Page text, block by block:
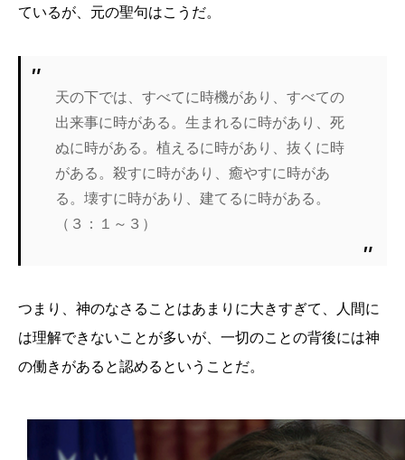
ているが、元の聖句はこうだ。
天の下では、すべてに時機があり、すべての
出来事に時がある。生まれるに時があり、死
ぬに時がある。植えるに時があり、抜くに時
がある。殺すに時があり、癒やすに時があ
る。壊すに時があり、建てるに時がある。
（３：１～３）
つまり、神のなさることはあまりに大きすぎて、人間に
は理解できないことが多いが、一切のことの背後には神
の働きがあると認めるということだ。